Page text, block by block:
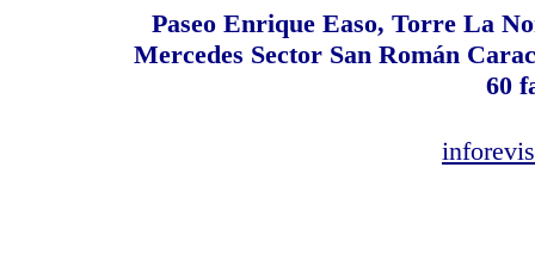
Paseo Enrique Easo, Torre La
Mercedes Sector San Román
60